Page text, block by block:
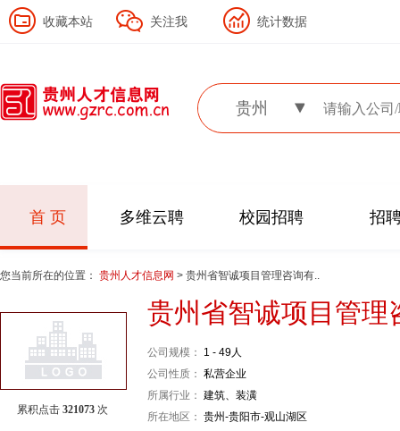
收藏本站 关注我 统计数据
贵州
首 页 多维云聘 校园招聘 招
您当前所在的位置： 贵州人才信息网 > 贵州省智诚项目管理咨询有..
累积点击 321073 次
贵州省智诚项目管理
公司规模：
1 - 49人
公司性质： 私营企业
所属行业： 建筑、装潢
所在地区： 贵州-贵阳市-观山湖区